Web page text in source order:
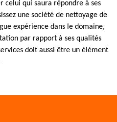
qui saura répondre à ses
une société de nettoyage de
expérience dans le domaine,
par rapport à ses qualités
doit aussi être un élément